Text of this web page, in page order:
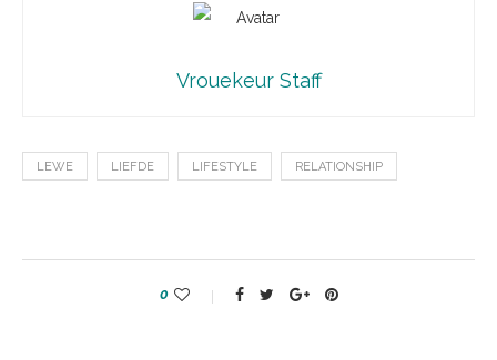
Vrouekeur Staff
LEWE LIEFDE LIFESTYLE RELATIONSHIP
0